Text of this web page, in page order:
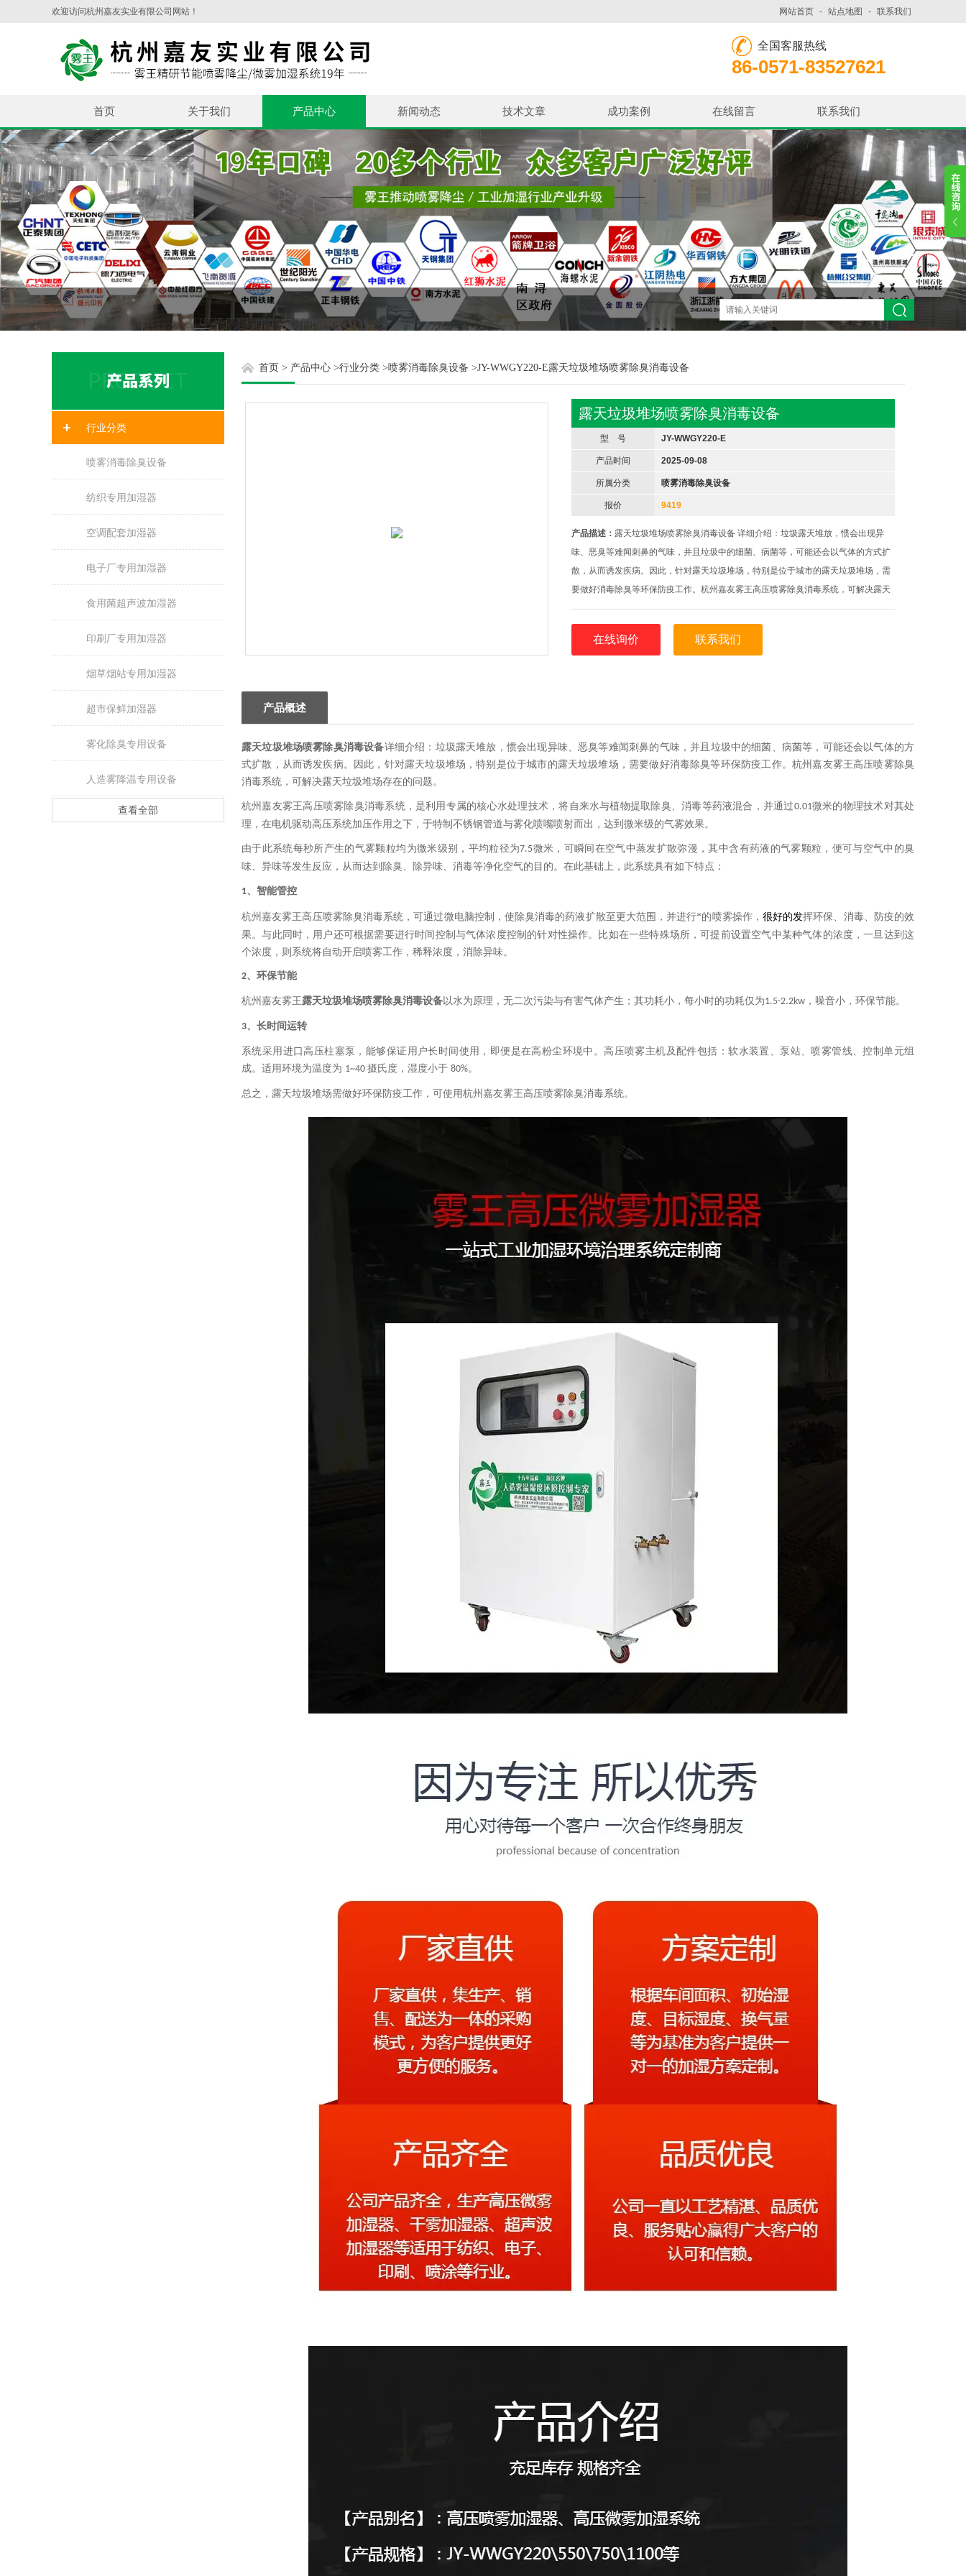
欢迎访问杭州嘉友实业有限公司网站！ 网站首页 - 站点地图 - 联系我们
全国客服热线
86-0571-83527621
首页 关于我们 产品中心 新闻动态 技术文章 成功案例 在线留言 联系我们
行业分类
喷雾消毒除臭设备
纺织专用加湿器
空调配套加湿器
电子厂专用加湿器
食用菌超声波加湿器
印刷厂专用加湿器
烟草烟站专用加湿器
超市保鲜加湿器
雾化除臭专用设备
人造雾降温专用设备
查看全部
首页 > 产品中心 >行业分类 >喷雾消毒除臭设备 >JY-WWGY220-E露天垃圾堆场喷雾除臭消毒设备
露天垃圾堆场喷雾除臭消毒设备
型 号 JY-WWGY220-E
产品时间 2025-09-08
所属分类 喷雾消毒除臭设备
报价 9419
产品描述： 露天垃圾堆场喷雾除臭消毒设备 详细介绍：垃圾露天堆放，惯会出现异
味、恶臭等难闻刺鼻的气味，并且垃圾中的细菌、病菌等，可能还会以气体的方式扩
散，从而诱发疾病。因此，针对露天垃圾堆场，特别是位于城市的露天垃圾堆场，需
要做好消毒除臭等环保防疫工作。杭州嘉友雾王高压喷雾除臭消毒系统，可解决露天
垃圾堆场存在的问题。高压喷雾除臭消毒系统，是利用专属的核心水处理技术，将自
来水与植物提取除臭、消毒
在线询价 联系我们
产品概述
露天垃圾堆场喷雾除臭消毒设备详细介绍： 垃圾露天堆放，惯会出现异味、恶臭等难闻刺鼻的气味，并且垃圾中的细菌、病菌等，可能还会以气体的方
式扩散，从而诱发疾病。因此，针对露天垃圾堆场，特别是位于城市的露天垃圾堆场，需要做好消毒除臭等环保防疫工作。杭州嘉友雾王高压喷雾除臭
消毒系统，可解决露天垃圾堆场存在的问题。
杭州嘉友雾王高压喷雾除臭消毒系统，是利用专属的核心水处理技术，将自来水与植物提取除臭、消毒等药液混合，并通过0.01微米的物理技术对其处
理，在电机驱动高压系统加压作用之下，于特制不锈钢管道与雾化喷嘴喷射而出，达到微米级的气雾效果。
由于此系统每秒所产生的气雾颗粒均为微米级别，平均粒径为7.5微米，可瞬间在空气中蒸发扩散弥漫，其中含有药液的气雾颗粒，便可与空气中的臭
味、异味等发生反应，从而达到除臭、除异味、消毒等净化空气的目的。在此基础上，此系统具有如下特点：
1、智能管控
杭州嘉友雾王高压喷雾除臭消毒系统，可通过微电脑控制，使除臭消毒的药液扩散至更大范围，并进行*的喷雾操作， 很好的发挥环保、消毒、防疫的效
果。与此同时，用户还可根据需要进行时间控制与气体浓度控制的针对性操作。比如在一些特殊场所，可提前设置空气中某种气体的浓度，一旦达到这
个浓度，则系统将自动开启喷雾工作，稀释浓度，消除异味。
2、环保节能
杭州嘉友雾王 露天垃圾堆场喷雾除臭消毒设备以水为原理，无二次污染与有害气体产生；其功耗小，每小时的功耗仅为1.5-2.2kw ，噪音小，环保节能。
3、长时间运转
系统采用进口高压柱塞泵，能够保证用户长时间使用，即便是在高粉尘环境中。高压喷雾主机及配件包括：软水装置、泵站、喷雾管线、控制单元组
成。适用环境为温度为 1~40 摄氏度，湿度小于 80%。
总之，露天垃圾堆场需做好环保防疫工作，可使用杭州嘉友雾王高压喷雾除臭消毒系统。